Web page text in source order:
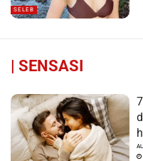
SELEB
| SENSASI